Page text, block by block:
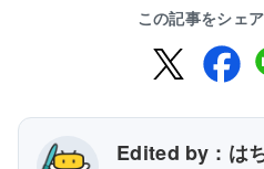
この記事をシェ
Edited by : は